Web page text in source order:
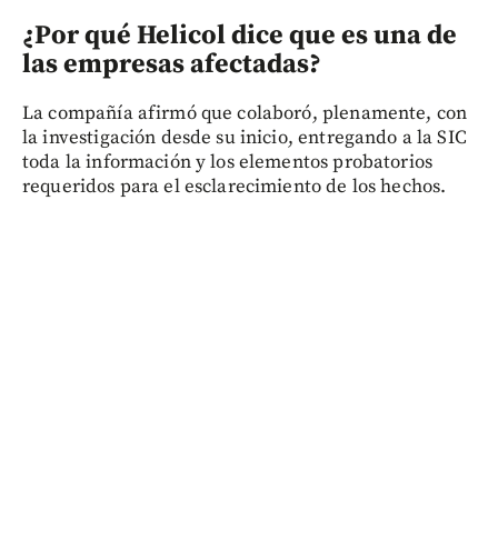
¿Por qué Helicol dice que es una de
las empresas afectadas?
La compañía afirmó que colaboró, plenamente, con
la investigación desde su inicio, entregando a la SIC
toda la información y los elementos probatorios
requeridos para el esclarecimiento de los hechos.